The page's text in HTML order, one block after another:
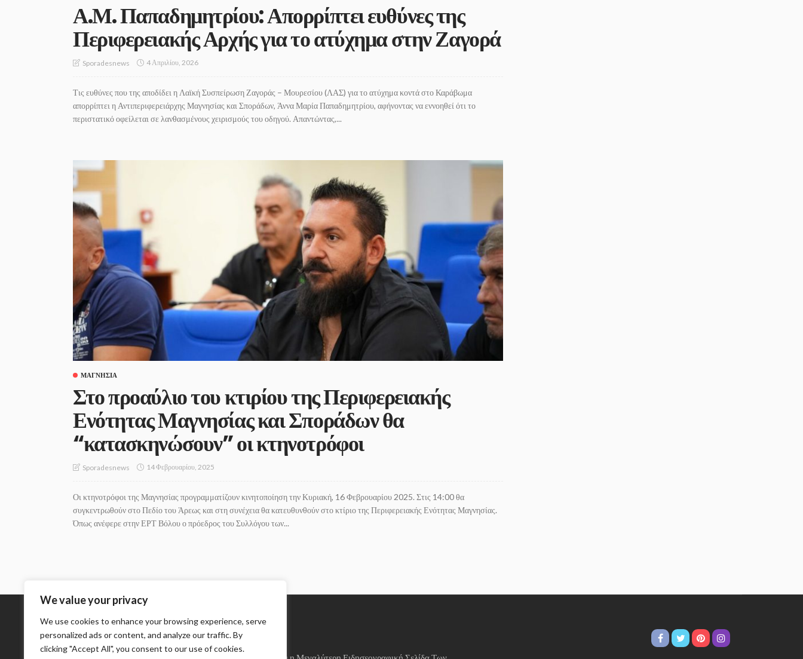
We value your privacy
We use cookies to enhance your browsing experience, serve
personalized ads or content, and analyze our traffic. By
clicking "Accept All", you consent to our use of cookies.
Α.Μ. Παπαδημητρίου: Απορρίπτει ευθύνες της
Περιφερειακής Αρχής για το ατύχημα στην Ζαγορά
Sporadesnews 4 Απριλίου, 2026
Τις ευθύνες που της αποδίδει η Λαϊκή Συσπείρωση Ζαγοράς – Μουρεσίου (ΛΑΣ) για το ατύχημα κοντά στο Καράβωμα
απορρίπτει η Αντιπεριφερειάρχης Μαγνησίας και Σποράδων, Άννα Μαρία Παπαδημητρίου, αφήνοντας να εννοηθεί ότι το
περιστατικό οφείλεται σε λανθασμένους χειρισμούς του οδηγού. Απαντώντας,...
ΜΑΓΝΗΣΊΑ
Στο προαύλιο του κτιρίου της Περιφερειακής
Ενότητας Μαγνησίας και Σποράδων θα
“κατασκηνώσουν” οι κτηνοτρόφοι
Sporadesnews 14 Φεβρουαρίου, 2025
Οι κτηνοτρόφοι της Μαγνησίας προγραμματίζουν κινητοποίηση την Κυριακή, 16 Φεβρουαρίου 2025. Στις 14:00 θα
συγκεντρωθούν στο Πεδίο του Άρεως και στη συνέχεια θα κατευθυνθούν στο κτίριο της Περιφερειακής Ενότητας Μαγνησίας.
Όπως ανέφερε στην ΕΡΤ Βόλου ο πρόεδρος του Συλλόγου των...
Σχετικά με εμάς